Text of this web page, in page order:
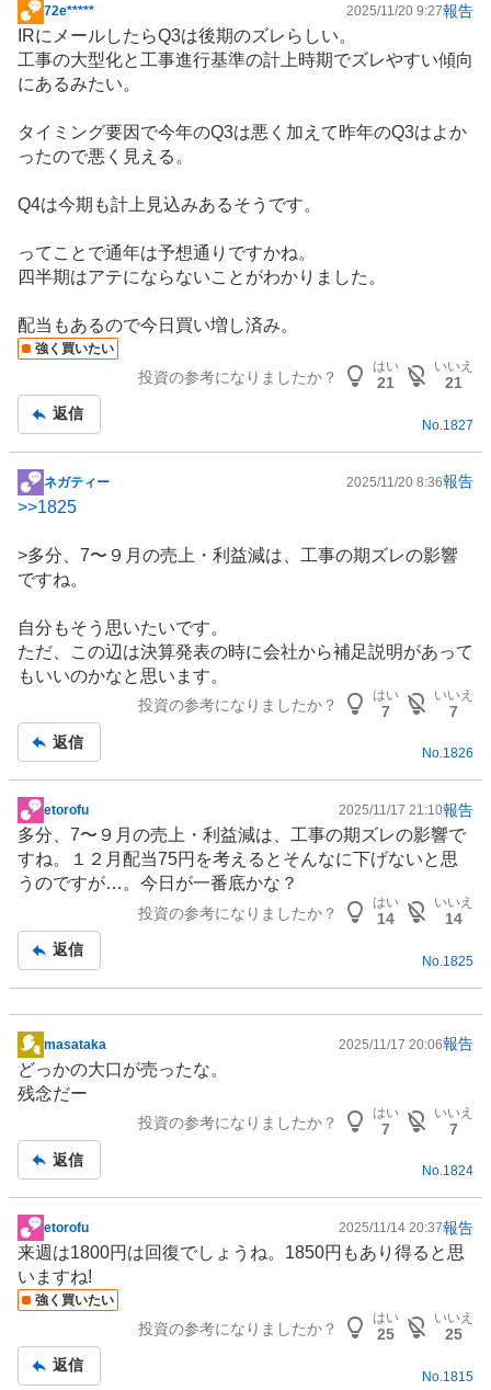
掲
示
板
記
72e***** 2025/11/20 9:27報告
IRにメールしたらQ3は後期のズレらしい。
工事の大型化と工事進行基準の計上時期でズレやすい傾向
にあるみたい。
タイミング要因で今年のQ3は悪く加えて昨年のQ3はよか
ったので悪く見える。
Q4は今期も計上見込みあるそうです。
ってことで通年は予想通りですかね。
四半期はアテにならないことがわかりました。
配当もあるので今日買い増し済み。
強く買いたい
投資の参考になりましたか？
はい
21
いいえ
21
返信
No. 1827
掲
示
記
事
ネガティー 2025/11/20 8:36報告
>>1825
>多分、7〜９月の売上・利益減は、工事の期ズレの影響
ですね。
自分もそう思いたいです。
ただ、この辺は決算発表の時に会社から補足説明があって
もいいのかなと思います。
投資の参考になりましたか？
はい
7
いいえ
7
返信
No.1826
掲
示
板
記
etorofu 2025/11/17 21:10報告
多分、7〜９月の売上・利益減は、工事の期ズレの影響で
すね。１２月配当75円を考えるとそんなに下げないと思
うのですが…。今日が一番底かな？
投資の参考になりましたか？
はい
14
いいえ
14
返信
No. 1825
掲
示
板
masataka 2025/11/17 20:06報告
どっかの大口が売ったな。
残念だー
投資の参考になりましたか？
はい
7
いいえ
7
返信
No.1824
掲
示
板
記
etorofu 2025/11/14 20:37報告
来週は1800円は回復でしょうね。1850円もあり得ると思
いますね!
強く買いたい
投資の参考になりましたか？
はい
25
いいえ
25
返信
No. 1815